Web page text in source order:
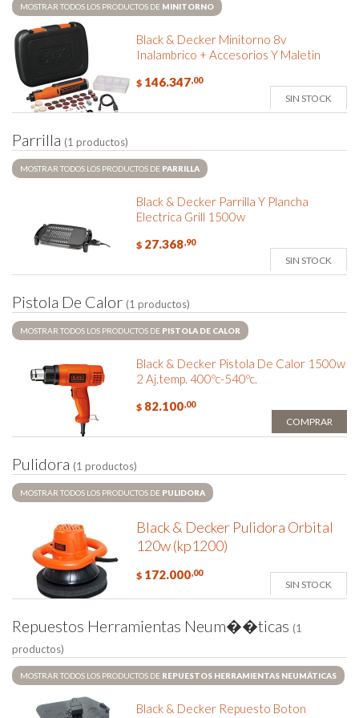
MOSTRAR TODOS LOS PRODUCTOS DE MINITORNO
Black & Decker Minitorno 8v
Inalambrico + Accesorios Y Maletin
$ 146.347,00
SIN STOCK
Parrilla (1 productos)
MOSTRAR TODOS LOS PRODUCTOS DE PARRILLA
Black & Decker Parrilla Y Plancha
Electrica Grill 1500w
$ 27.368,90
SIN STOCK
Pistola De Calor (1 productos)
MOSTRAR TODOS LOS PRODUCTOS DE PISTOLA DE CALOR
Black & Decker Pistola De Calor 1500w
2 Aj.temp. 400ºc-540ºc.
$ 82.100,00
COMPRAR
Pulidora (1 productos)
MOSTRAR TODOS LOS PRODUCTOS DE PULIDORA
Black & Decker Pulidora Orbital
120w (kp1200)
$ 172.000,00
SIN STOCK
Repuestos Herramientas Neum��ticas (1
productos)
MOSTRAR TODOS LOS PRODUCTOS DE REPUESTOS HERRAMIENTAS NEUMÁTICAS
Black & Decker Repuesto Boton